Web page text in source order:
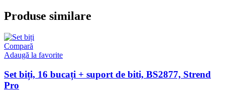
Produse similare
Compară
Adaugă la favorite
Set biți, 16 bucați + suport de biti, BS2877, Strend
Pro